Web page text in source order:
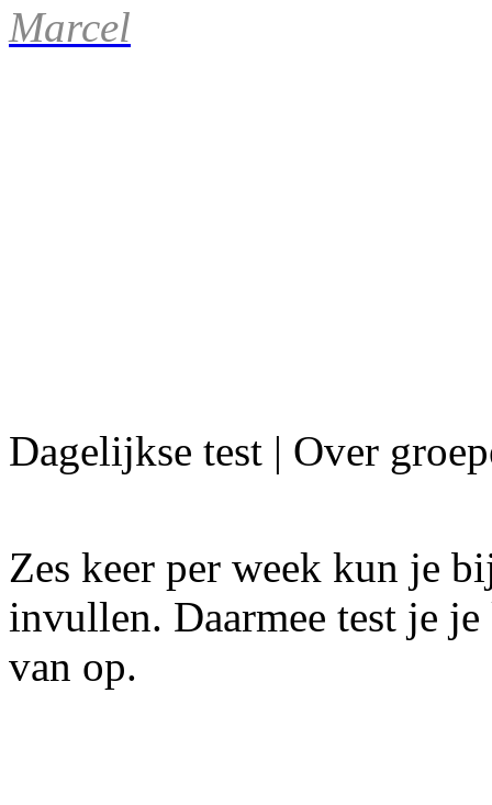
Marcel
Dagelijkse test | Over
Zes keer per week kun je
invullen. Daarmee test je
van op.